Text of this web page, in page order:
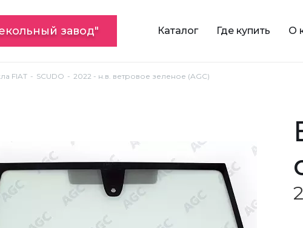
завод" Каталог Где купить О
FIAT SCUDO 2022 - н.в. ветровое зеленое (AGC)